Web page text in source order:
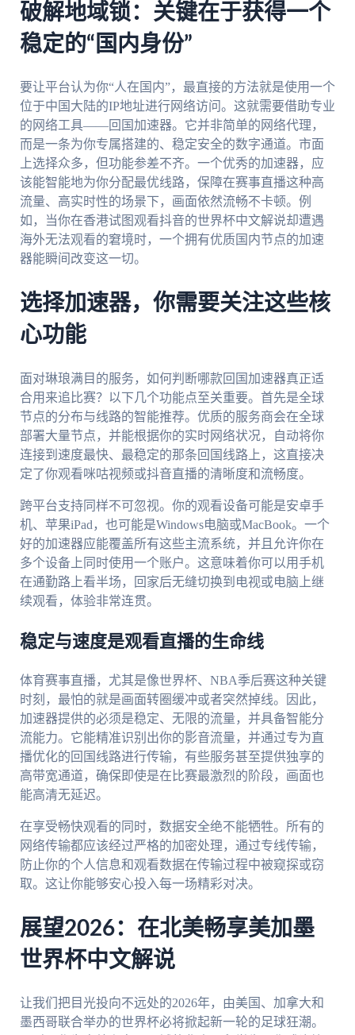
破解地域锁：关键在于获得一个
稳定的“国内身份”
要让平台认为你“人在国内”，最直接的方法就是使用一个
位于中国大陆的IP地址进行网络访问。这就需要借助专业
的网络工具——回国加速器。它并非简单的网络代理，
而是一条为你专属搭建的、稳定安全的数字通道。市面
上选择众多，但功能参差不齐。一个优秀的加速器，应
该能智能地为你分配最优线路，保障在赛事直播这种高
流量、高实时性的场景下，画面依然流畅不卡顿。例
如，当你在香港试图观看抖音的世界杯中文解说却遭遇
海外无法观看的窘境时，一个拥有优质国内节点的加速
器能瞬间改变这一切。
选择加速器，你需要关注这些核
心功能
面对琳琅满目的服务，如何判断哪款回国加速器真正适
合用来追比赛？以下几个功能点至关重要。首先是全球
节点的分布与线路的智能推荐。优质的服务商会在全球
部署大量节点，并能根据你的实时网络状况，自动将你
连接到速度最快、最稳定的那条回国线路上，这直接决
定了你观看咪咕视频或抖音直播的清晰度和流畅度。
跨平台支持同样不可忽视。你的观看设备可能是安卓手
机、苹果iPad，也可能是Windows电脑或MacBook。一个
好的加速器应能覆盖所有这些主流系统，并且允许你在
多个设备上同时使用一个账户。这意味着你可以用手机
在通勤路上看半场，回家后无缝切换到电视或电脑上继
续观看，体验非常连贯。
稳定与速度是观看直播的生命线
体育赛事直播，尤其是像世界杯、NBA季后赛这种关键
时刻，最怕的就是画面转圈缓冲或者突然掉线。因此，
加速器提供的必须是稳定、无限的流量，并具备智能分
流能力。它能精准识别出你的影音流量，并通过专为直
播优化的回国线路进行传输，有些服务甚至提供独享的
高带宽通道，确保即使是在比赛最激烈的阶段，画面也
能高清无延迟。
在享受畅快观看的同时，数据安全绝不能牺牲。所有的
网络传输都应该经过严格的加密处理，通过专线传输，
防止你的个人信息和观看数据在传输过程中被窥探或窃
取。这让你能够安心投入每一场精彩对决。
展望2026：在北美畅享美加墨
世界杯中文解说
让我们把目光投向不远处的2026年，由美国、加拿大和
墨西哥联合举办的世界杯必将掀起新一轮的足球狂潮。